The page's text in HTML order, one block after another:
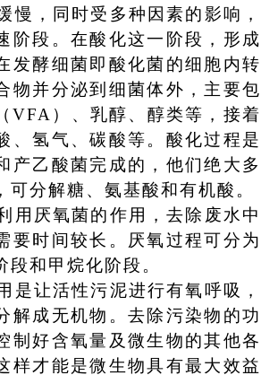
慢，同时受多种因素的影响，
阶段。在酸化这一阶段，形成
发酵细菌即酸化菌的细胞内转
物并分泌到细菌体外，主要包
VFA ）、乳醇、醇类等，接着
、氢气、碳酸等。酸化过程是
产乙酸菌完成的，他们绝大多
可分解糖、氨基酸和有机酸。
用厌氧菌的作用，去除废水中
要时间较长。厌氧过程可分为
和甲烷化阶段。
是让活性污泥进行有氧呼吸，
解成无机物。去除污染物的功
制好含氧量及微生物的其他各
样才能是微生物具有最大效益